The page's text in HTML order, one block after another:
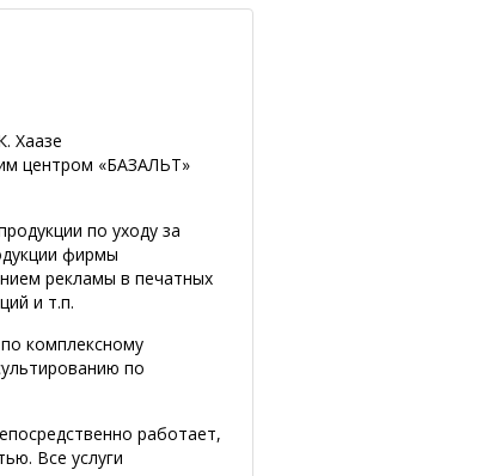
Хаазе
центром «БАЗАЛЬТ»
по уходу за
фирмы
рекламы в печатных
и т.п.
комплексному
по
работает,
Все услуги